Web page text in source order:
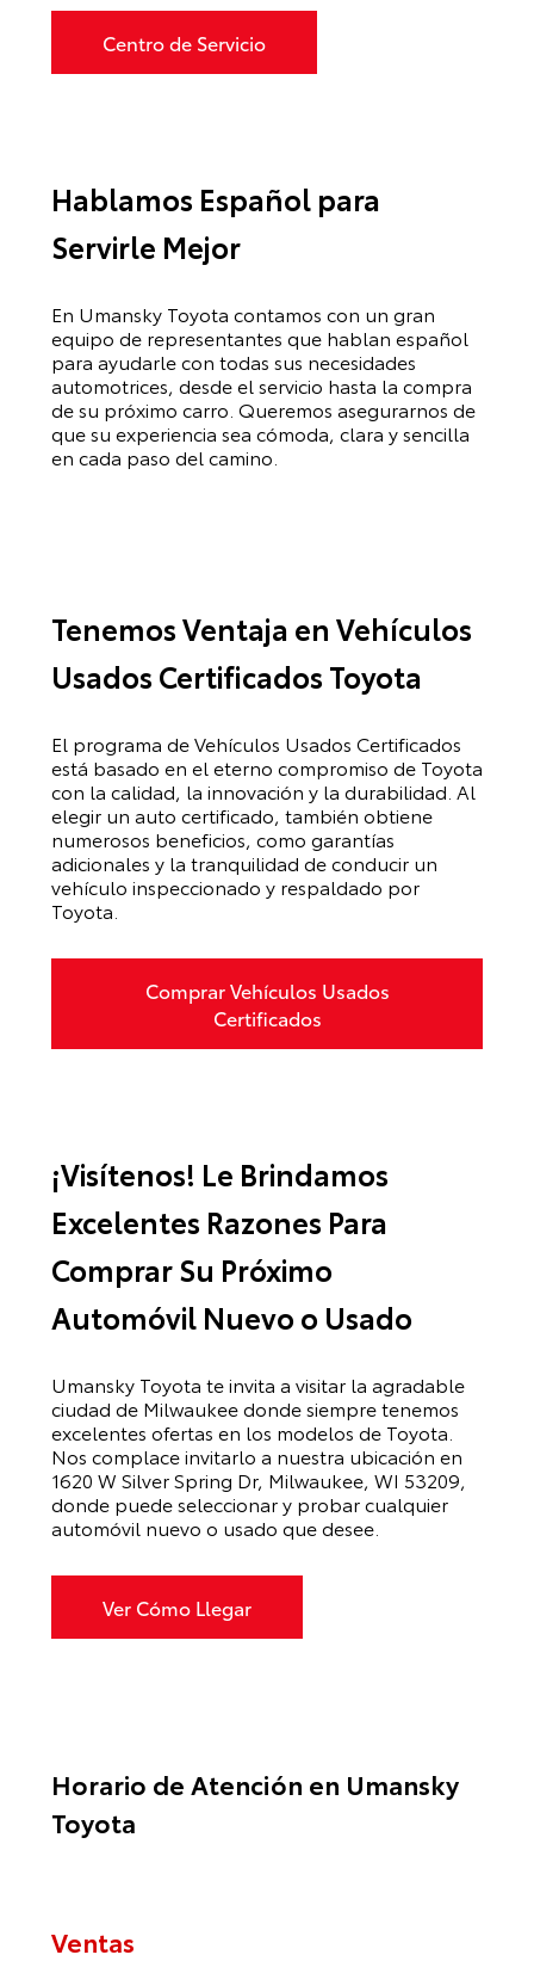
Centro de Servicio
Hablamos Español para
Servirle Mejor
En Umansky Toyota contamos con un gran
equipo de representantes que hablan español
para ayudarle con todas sus necesidades
automotrices, desde el servicio hasta la compra
de su próximo carro. Queremos asegurarnos de
que su experiencia sea cómoda, clara y sencilla
en cada paso del camino.
Tenemos Ventaja en Vehículos
Usados Certificados Toyota
El programa de Vehículos Usados Certificados
está basado en el eterno compromiso de Toyota
con la calidad, la innovación y la durabilidad. Al
elegir un auto certificado, también obtiene
numerosos beneficios, como garantías
adicionales y la tranquilidad de conducir un
vehículo inspeccionado y respaldado por
Toyota.
Comprar Vehículos Usados
Certificados
¡Visítenos! Le Brindamos
Excelentes Razones Para
Comprar Su Próximo
Automóvil Nuevo o Usado
Umansky Toyota te invita a visitar la agradable
ciudad de Milwaukee donde siempre tenemos
excelentes ofertas en los modelos de Toyota.
Nos complace invitarlo a nuestra ubicación en
1620 W Silver Spring Dr, Milwaukee, WI 53209,
donde puede seleccionar y probar cualquier
automóvil nuevo o usado que desee.
Ver Cómo Llegar
Horario de Atención en Umansky
Toyota
Ventas